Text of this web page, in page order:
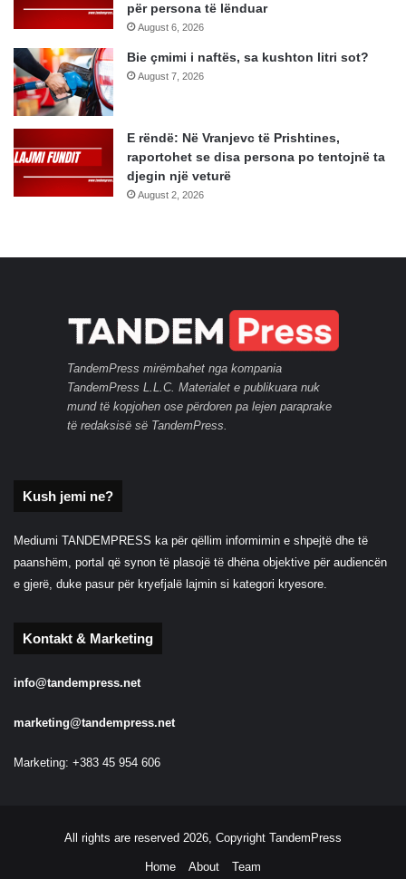
për persona të lënduar
August 6, 2026
Bie çmimi i naftës, sa kushton litri sot?
August 7, 2026
E rëndë: Në Vranjevc të Prishtines,
raportohet se disa persona po tentojnë ta
djegin një veturë
August 2, 2026
TandemPress mirëmbahet nga kompania
TandemPress L.L.C. Materialet e publikuara nuk
mund të kopjohen ose përdoren pa lejen paraprake
të redaksisë së TandemPress.
Kush jemi ne?
Mediumi TANDEMPRESS ka për qëllim informimin e shpejtë dhe të
paanshëm, portal që synon të plasojë të dhëna objektive për audiencën
e gjerë, duke pasur për kryefjalë lajmin si kategori kryesore.
Kontakt & Marketing
info@tandempress.net
marketing@tandempress.net
Marketing: +383 45 954 606
All rights are reserved 2026, Copyright TandemPress
Home About Team